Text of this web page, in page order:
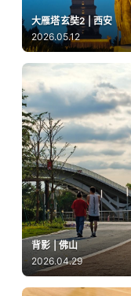
大雁塔玄奘2 | 西安
2026.05.12
背影 | 佛山
2026.04.29